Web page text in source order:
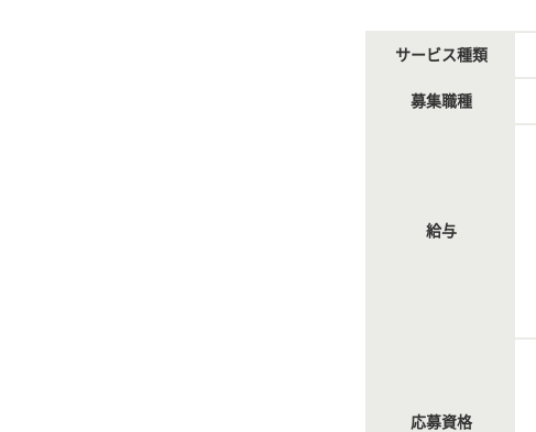
サービス種類
募集職種
給与
応募資格